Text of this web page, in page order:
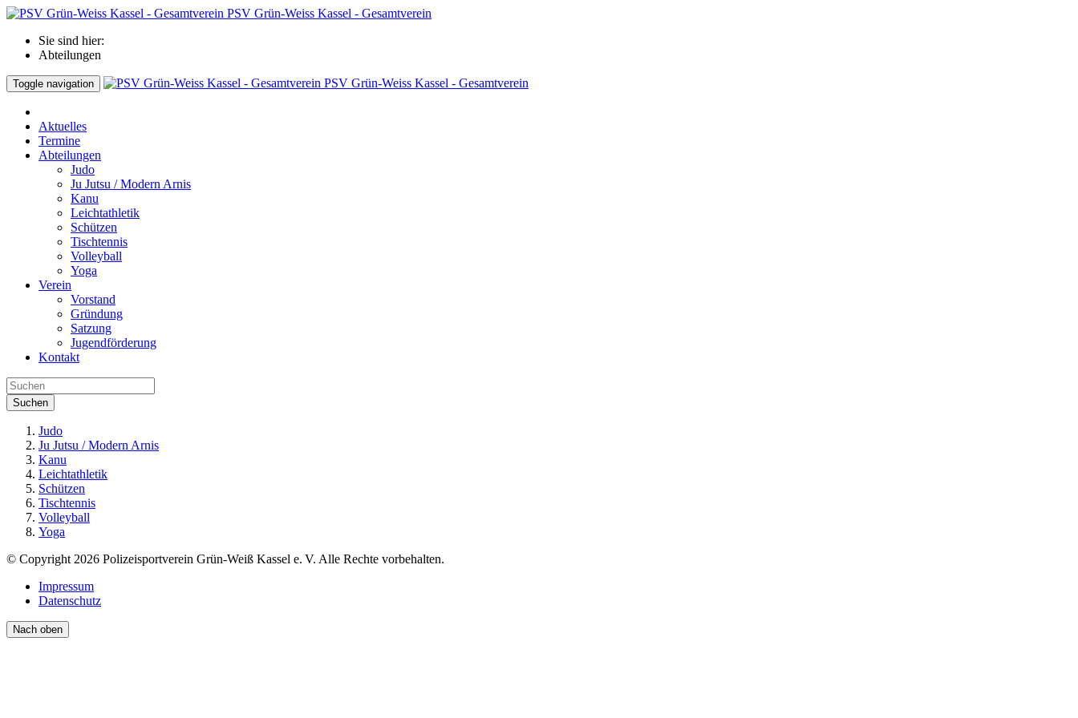
PSV Grün-Weiss Kassel - Gesamtverein
Sie sind hier:
Abteilungen
Toggle navigation PSV Grün-Weiss Kassel - Gesamtverein
Aktuelles
Termine
Abteilungen
Judo
Ju Jutsu / Modern Arnis
Kanu
Leichtathletik
Schützen
Tischtennis
Volleyball
Yoga
Verein
Vorstand
Gründung
Satzung
Jugendförderung
Kontakt
Suchen
Judo
Ju Jutsu / Modern Arnis
Kanu
Leichtathletik
Schützen
Tischtennis
Volleyball
Yoga
© Copyright 2026 Polizeisportverein Grün-Weiß Kassel e. V. Alle Rechte vorbehalten.
Impressum
Datenschutz
Nach oben